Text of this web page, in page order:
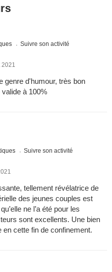
Suivre son activité
genre d'humour, très bon
à 100%
Suivre son activité
tellement révélatrice de
des jeunes couples est
ne l’a été pour les
sont excellents. Une bien
cette fin de confinement.